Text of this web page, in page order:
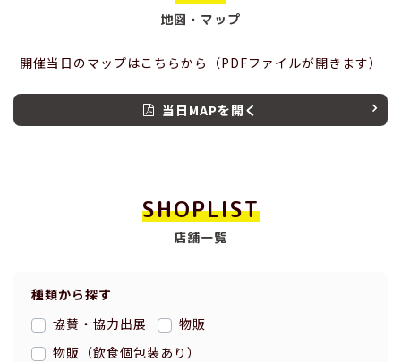
地図・マップ
開催当日のマップはこちらから（PDFファイルが開きます）
当日MAPを開く
SHOPLIST
店舗一覧
種類から探す
協賛・協力出展
物販
物販（飲食個包装あり）